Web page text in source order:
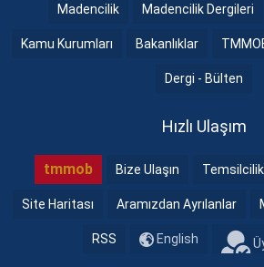
Madencilik Madencilik Dergileri
Kamu Kurumları Bakanlıklar
Dergi - Bülten
Hızlı Ulaşım
tmmob Bize Ulaşın
Site Haritası Aramızdan Ayrılanlar
RSS English